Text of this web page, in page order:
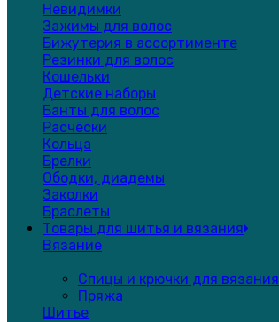
Невидимки
Зажимы для волос
Бижутерия в ассортименте
Резинки для волос
Кошельки
Детские наборы
Банты для волос
Расчёски
Кольца
Брелки
Ободки, диадемы
Заколки
Браслеты
Товары для шитья и вязания
Вязание
Спицы и крючки для вязания
Пряжа
Шитье